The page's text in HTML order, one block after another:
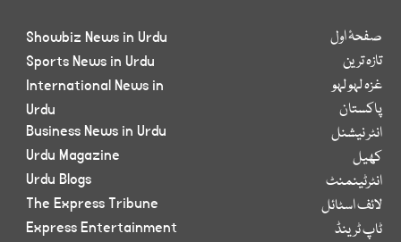
صفحۂ اول
تازہ ترین
غزہ لہو لہو
پاکستان
انٹر نیشنل
کھیل
انٹرٹینمنٹ
لائف اسٹائل
ٹاپ ٹرینڈ
Showbiz News in Urdu
Sports News in Urdu
International News in
Urdu
Business News in Urdu
Urdu Magazine
Urdu Blogs
The Express Tribune
Express Entertainment